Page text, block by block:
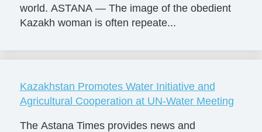
world. ASTANA — The image of the obedient
Kazakh woman is often repeate...
Kazakhstan Promotes Water Initiative and
Agricultural Cooperation at UN-Water Meeting
The Astana Times provides news and